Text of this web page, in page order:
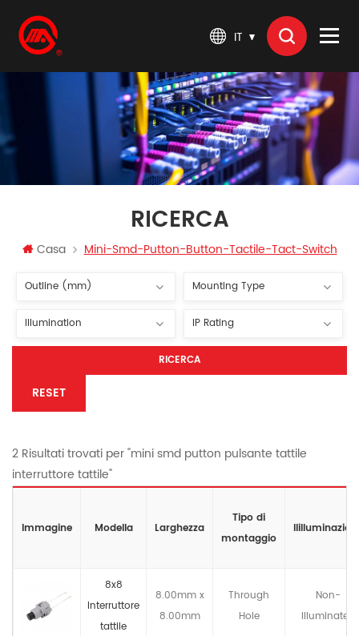
IT
RICERCA
Casa Mini-Smd-Putton-Button-Tactile-Tact-Switch
RICERCA
RESET
2 Risultati trovati per "mini smd putton pulsante tattile
interruttore tattile"
Immagine Modella Larghezza
Tipo di
montaggio
8x8
Interruttore
tattile
8.00mm x
8.00mm
Through
Hole
Non-
llluminated